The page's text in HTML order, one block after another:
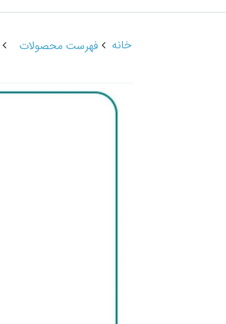
خانه فهرست محصولات